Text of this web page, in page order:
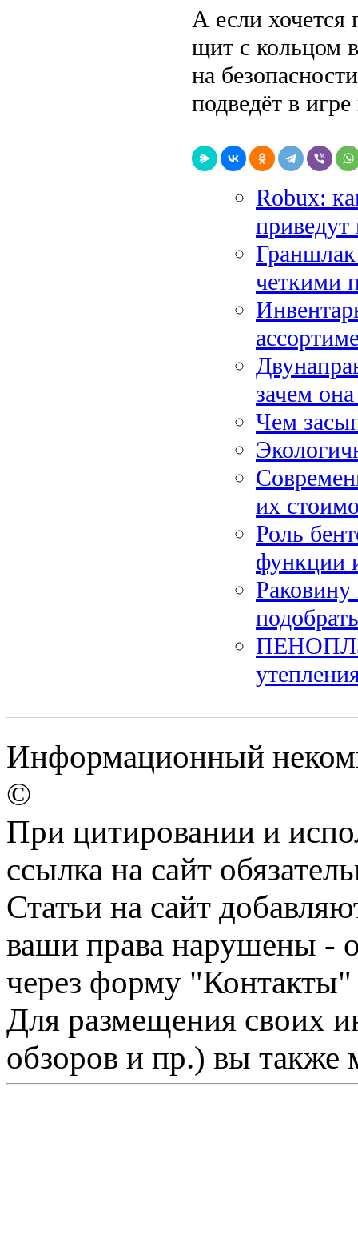
А если хочется
щит с кольцом
на
подведёт в
Robux:
приведут
Граншлак
четкими
зачем
Чем
их
Роль
функции
Информационный
©
При цитировании и
ссылка на сайт
Статьи на сайт
ваши права нарушены -
через форму "Контакты"
Для размещения своих
обзоров и пр.) вы также